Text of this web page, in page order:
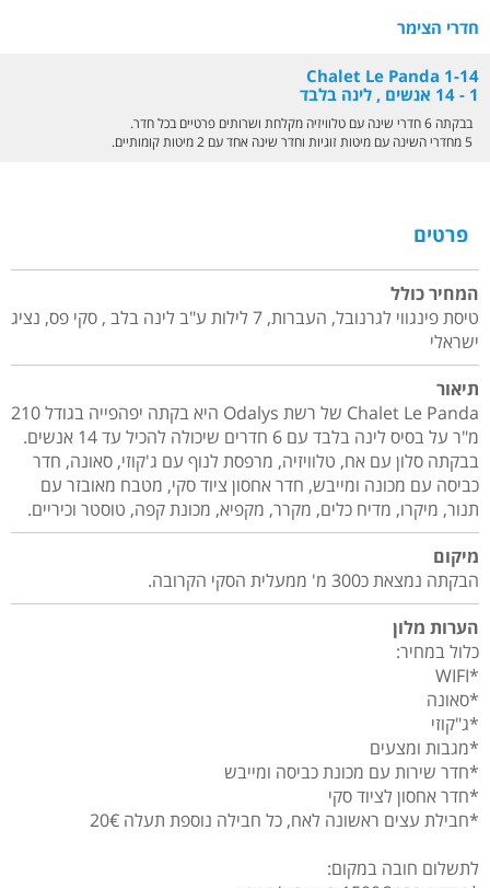
חדרי הצימר
Chalet Le Panda 1-14
1 - 14 אנשים , לינה בלבד
בבקתה 6 חדרי שינה עם טלוויזיה מקלחת ושרותים פרטיים בכל חדר.
5 מחדרי השינה עם מיטות זוגיות וחדר שינה אחד עם 2 מיטות קומותיים.
פרטים
המחיר כולל
טיסת פינגווי לגרנובל, העברות, 7 לילות ע"ב לינה בלב , סקי פס, נציג
ישראלי
תיאור
Chalet Le Panda של רשת Odalys היא בקתה יפהפייה בגודל 210
מ"ר על בסיס לינה בלבד עם 6 חדרים שיכולה להכיל עד 14 אנשים.
בבקתה סלון עם אח, טלוויזיה, מרפסת לנוף עם ג'קוזי, סאונה, חדר
כביסה עם מכונה ומייבש, חדר אחסון ציוד סקי, מטבח מאובזר עם
תנור, מיקרו, מדיח כלים, מקרר, מקפיא, מכונת קפה, טוסטר וכיריים.
מיקום
הבקתה נמצאת כ300 מ' ממעלית הסקי הקרובה.
הערות מלון
כלול במחיר:
*WIFI
*סאונה
*ג"קוזי
*מגבות ומצעים
*חדר שירות עם מכונת כביסה ומייבש
*חדר אחסון לציוד סקי
*חבילת עצים ראשונה לאח, כל חבילה נוספת תעלה 20€
לתשלום חובה במקום: